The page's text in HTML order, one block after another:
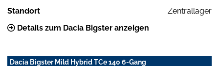
Standort
Zentrallager
Details zum Dacia Bigster anzeigen
Dacia Bigster Mild Hybrid TCe 140 6-Gang